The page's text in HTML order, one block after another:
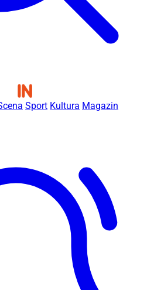
Sport Kultura Magazin